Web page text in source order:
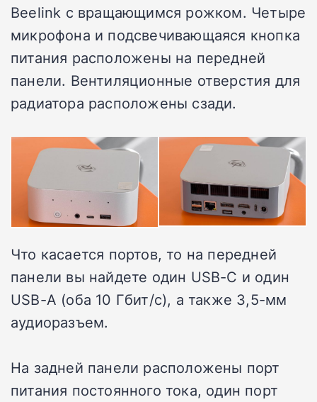
Beelink с вращающимся рожком. Четыре
микрофона и подсвечивающаяся кнопка
питания расположены на передней
панели. Вентиляционные отверстия для
радиатора расположены сзади.
Что касается портов, то на передней
панели вы найдете один USB-C и один
USB-A (оба 10 Гбит/с), а также 3,5-мм
аудиоразъем.
На задней панели расположены порт
питания постоянного тока, один порт